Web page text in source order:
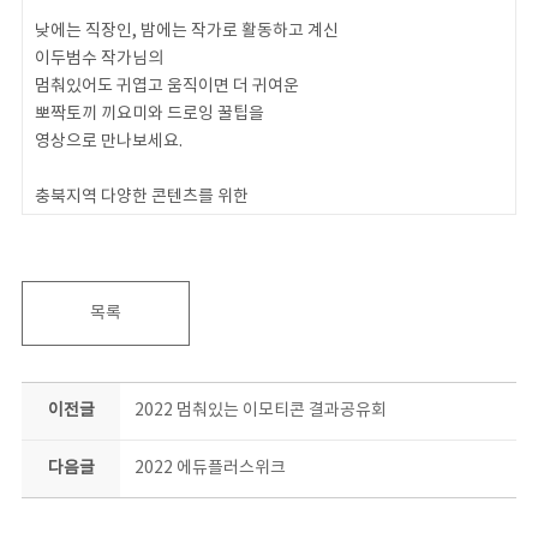
낮에는 직장인, 밤에는 작가로 활동하고 계신
이두범수 작가님의
멈춰있어도 귀엽고 움직이면 더 귀여운
뽀짝토끼 끼요미와 드로잉 꿀팁을
영상으로 만나보세요.
충북지역 다양한 콘텐츠를 위한
#충북콘텐츠코리아랩 #이두범수 #이모티콘
목록
이전글 2022 멈춰있는 이모티콘 결과공유회
다음글 2022 에듀플러스위크